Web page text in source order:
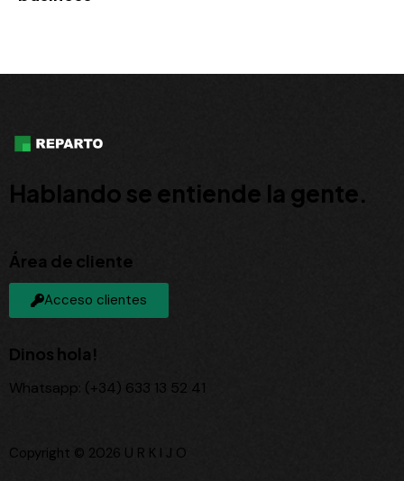
Hablando se entiende la gente.
Área de cliente
Acceso clientes
Dinos hola!
Whatsapp: (+34) 633 13 52 41
Copyright © 2026 U R K I J O